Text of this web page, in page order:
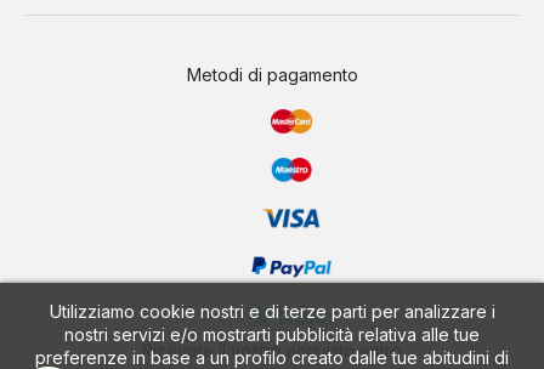
Utilizziamo cookie nostri e di terze parti per analizzare i
nostri servizi e/o mostrarti pubblicità relativa alle tue
preferenze in base a un profilo creato dalle tue abitudini di
Metodi di pagamento
Ricevete il vostro acquisto entro